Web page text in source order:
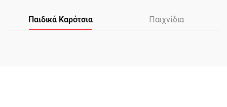
Παιδικά Καρότσια Παιχνίδια